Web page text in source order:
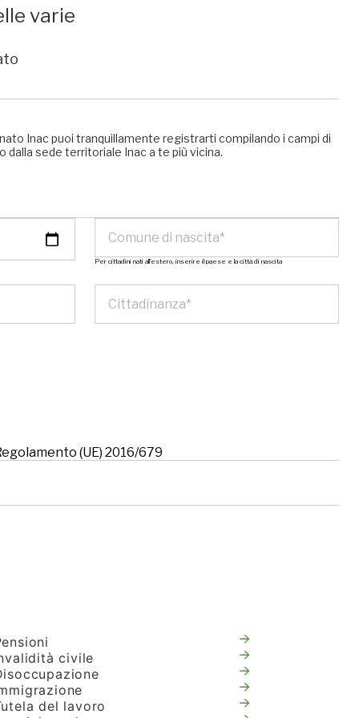
varie
Inac puoi tranquillamente registrarti compilando i campi di
sede territoriale Inac a te più vicina.
Per cittadini nati all’estero, inserire il paese e la città di nascita
(UE) 2016/679
civile
del lavoro